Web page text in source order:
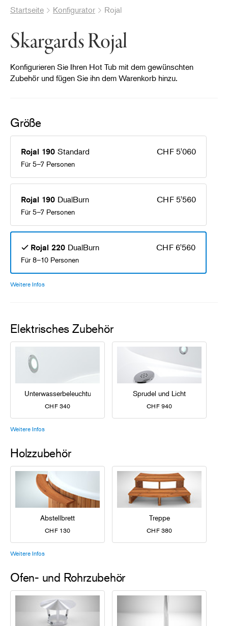
Startseite Konfigurator Rojal
Skargards Rojal
Konfigurieren Sie Ihren Hot Tub mit dem gewünschten
Zubehör und fügen Sie ihn dem Warenkorb hinzu.
Größe
Rojal 190 Standard CHF 5'060
Für 5–7 Personen
Rojal 190 DualBurn CHF 5'560
Für 5–7 Personen
Rojal 220 DualBurn CHF 6'560
Für 8–10 Personen
Weitere Infos
Elektrisches Zubehör
Unterwasserbeleuchtung
CHF 340
Sprudel und Licht
CHF 940
Weitere Infos
Holzzubehör
Abstellbrett
CHF 130
Treppe
CHF 380
Weitere Infos
Ofen- und Rohrzubehör